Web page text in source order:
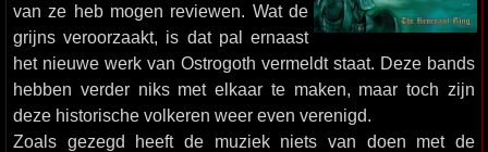
van ze heb mogen reviewen. Wat de
grijns veroorzaakt, is dat pal ernaast
het nieuwe werk van Ostrogoth vermeldt staat. Deze bands
hebben verder niks met elkaar te maken, maar toch zijn
deze historische volkeren weer even verenigd.
Zoals gezegd heeft de muziek niets van doen met de